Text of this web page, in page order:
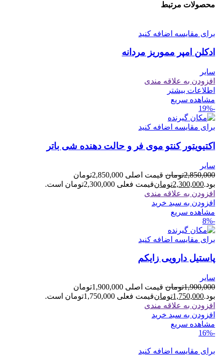
محصولات مرتبط
برای مقایسه اضافه کنید
ادکلن امپر مموریز مردانه
سایر
افزودن به علاقه مندی
اطلاعات بیشتر
مشاهده سریع
-19%
برای مقایسه اضافه کنید
اکتیویتور کنتو موی فر و حالت دهنده شی باتر
سایر
2,850,000تومان
قیمت اصلی 2,850,000تومان
بود.2,300,000تومانقیمت فعلی 2,300,000تومان است.
افزودن به علاقه مندی
افزودن به سبد خرید
مشاهده سریع
-8%
برای مقایسه اضافه کنید
پاستیل دارویی زایکم
سایر
1,900,000تومان
قیمت اصلی 1,900,000تومان
بود.1,750,000تومانقیمت فعلی 1,750,000تومان است.
افزودن به علاقه مندی
افزودن به سبد خرید
مشاهده سریع
-16%
برای مقایسه اضافه کنید